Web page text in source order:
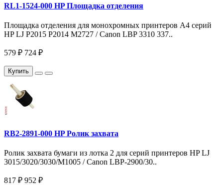
RL1-1524-000 HP Площадка отделения
Площадка отделения для монохромных принтеров A4 серий
HP LJ P2015 P2014 M2727 / Canon LBP 3310 337..
579 ₽ 724 ₽
Купить
RB2-2891-000 HP Ролик захвата
Ролик захвата бумаги из лотка 2 для серий принтеров HP LJ
3015/3020/3030/M1005 / Canon LBP-2900/30..
817 ₽ 952 ₽